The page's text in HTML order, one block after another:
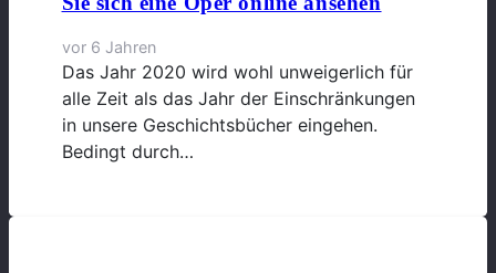
vor 6 Jahren
Das Jahr 2020 wird wohl unweigerlich für
alle Zeit als das Jahr der Einschränkungen
in unsere Geschichtsbücher eingehen.
Bedingt durch…